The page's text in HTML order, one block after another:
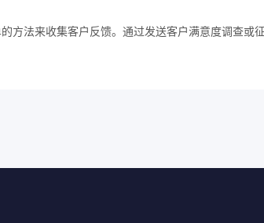
方法来收集客户反馈。通过发送客户满意度调查或